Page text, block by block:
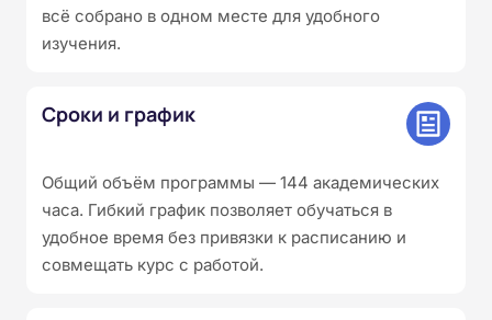
всё собрано в одном месте для удобного
изучения.
Сроки и график
Общий объём программы — 144 академических
часа. Гибкий график позволяет обучаться в
удобное время без привязки к расписанию и
совмещать курс с работой.